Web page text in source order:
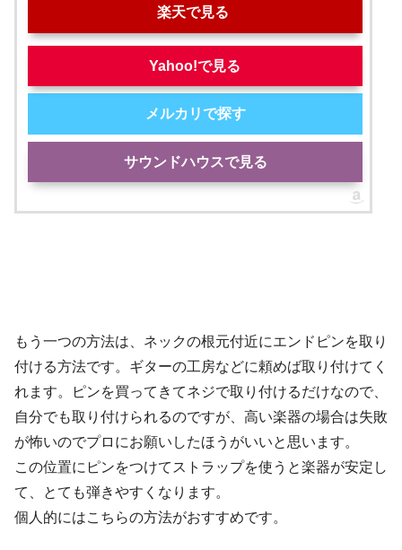
楽天で見る
Yahoo!で見る
メルカリで探す
サウンドハウスで見る
もう一つの方法は、ネックの根元付近にエンドピンを取り
付ける方法です。ギターの工房などに頼めば取り付けてく
れます。ピンを買ってきてネジで取り付けるだけなので、
自分でも取り付けられるのですが、高い楽器の場合は失敗
が怖いのでプロにお願いしたほうがいいと思います。
この位置にピンをつけてストラップを使うと楽器が安定し
て、とても弾きやすくなります。
個人的にはこちらの方法がおすすめです。